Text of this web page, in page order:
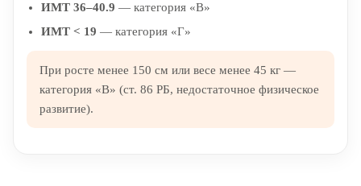
ИМТ 36–40.9 — категория «В»
ИМТ < 19 — категория «Г»
При росте менее 150 см или весе менее 45 кг —
категория «В» (ст. 86 РБ, недостаточное физическое
развитие).